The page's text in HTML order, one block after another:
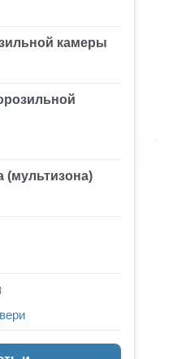
камеры
(мультизона)